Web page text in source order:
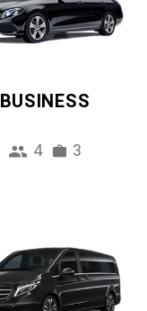
BUSINESS
4 3